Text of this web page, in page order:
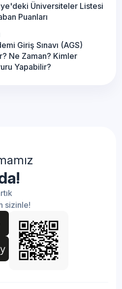
Üniversiteler Listesi
Puanları
Giriş Sınavı (AGS)
Ne Zaman? Kimler
Yapabilir?
sizinle!